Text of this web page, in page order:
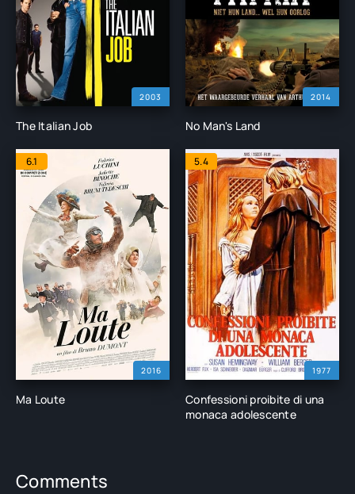
2003
The Italian Job
2014
No Man's Land
2016
6.1
Ma Loute
1977
5.4
Confessioni proibite di una
monaca adolescente
Comments